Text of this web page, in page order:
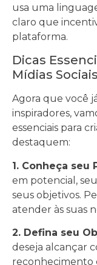
usa uma
claro que
plataforma.
Dicas
Mídias
Agora que você
inspiradores,
essenciais para
destaquem:
1. Conheça seu
em potencial,
seus objetivos.
atender às suas
2. Defina seu
deseja alcançar
reconhecimento